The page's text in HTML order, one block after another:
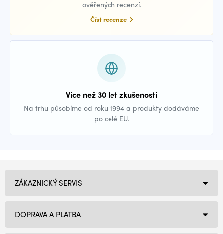
ověřených recenzí.
Číst recenze
Více než 30 let zkušeností
Na trhu působíme od roku 1994 a produkty dodáváme
po celé EU.
ZÁKAZNICKÝ SERVIS
DOPRAVA A PLATBA